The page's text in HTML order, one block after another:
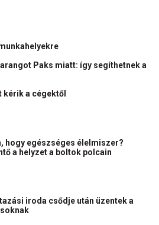
Paks miatt: így segíthetnek a
kérik a cégektől
hogy egészséges élelmiszer?
a helyzet a boltok polcain
iroda csődje után üzentek a